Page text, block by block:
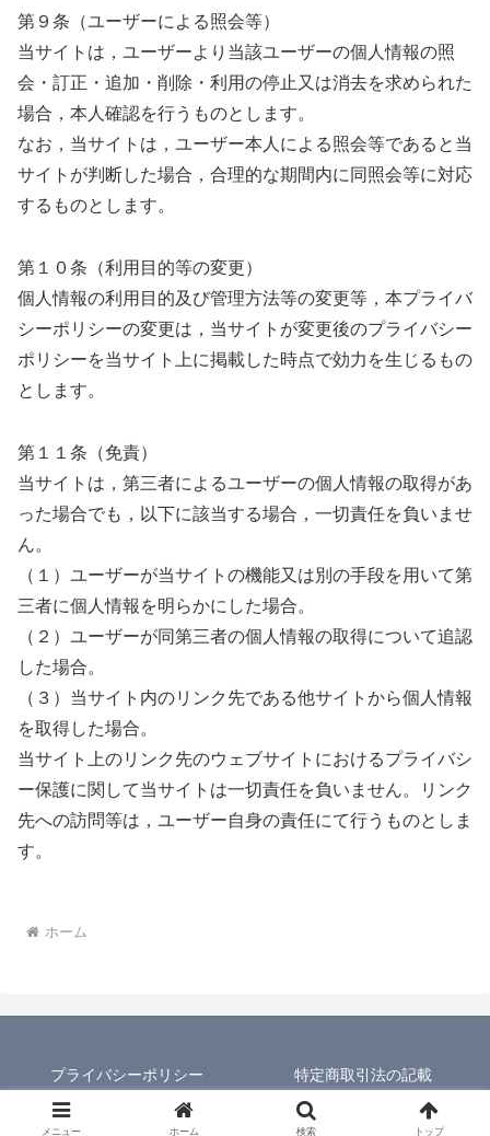
第９条（ユーザーによる照会等）
当サイトは，ユーザーより当該ユーザーの個人情報の照
会・訂正・追加・削除・利用の停止又は消去を求められた
場合，本人確認を行うものとします。
なお，当サイトは，ユーザー本人による照会等であると当
サイトが判断した場合，合理的な期間内に同照会等に対応
するものとします。
第１０条（利用目的等の変更）
個人情報の利用目的及び管理方法等の変更等，本プライバ
シーポリシーの変更は，当サイトが変更後のプライバシー
ポリシーを当サイト上に掲載した時点で効力を生じるもの
とします。
第１１条（免責）
当サイトは，第三者によるユーザーの個人情報の取得があ
った場合でも，以下に該当する場合，一切責任を負いませ
ん。
（１）ユーザーが当サイトの機能又は別の手段を用いて第
三者に個人情報を明らかにした場合。
（２）ユーザーが同第三者の個人情報の取得について追認
した場合。
（３）当サイト内のリンク先である他サイトから個人情報
を取得した場合。
当サイト上のリンク先のウェブサイトにおけるプライバシ
ー保護に関して当サイトは一切責任を負いません。リンク
先への訪問等は，ユーザー自身の責任にて行うものとしま
す。
ホーム
プライバシーポリシー 特定商取引法の記載
© 2026 人生再設計コーチ
メニュー ホーム 検索 トップ